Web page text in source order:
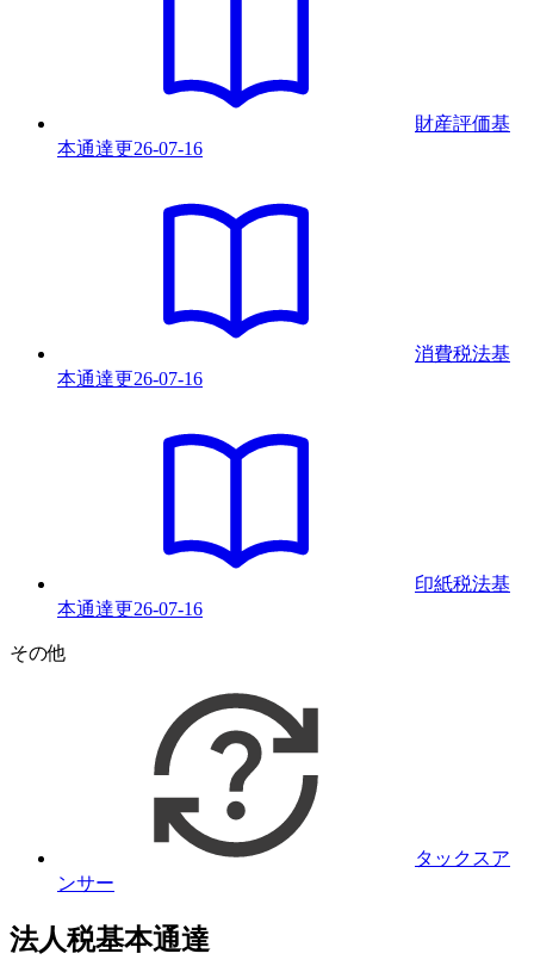
財産評価基
本通達更26-07-16
消費税法基
本通達更26-07-16
印紙税法基
本通達更26-07-16
その他
タックスア
ンサー
法人税基本通達